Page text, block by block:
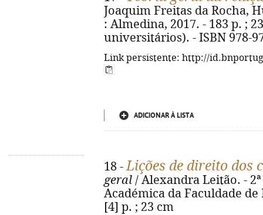
Joaquim Freitas da Rocha,
: Almedina, 2017. - 183 p. ;
universitários). - ISBN 978-
Link persistente: http://
ADICIONAR À LISTA
18 -Lições de direito dos
geral / Alexandra Leitão. -
Académica da Faculdade
[4] p. ; 23 cm